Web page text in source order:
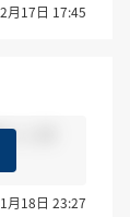
月17日 17:45
！??
月18日 23:27